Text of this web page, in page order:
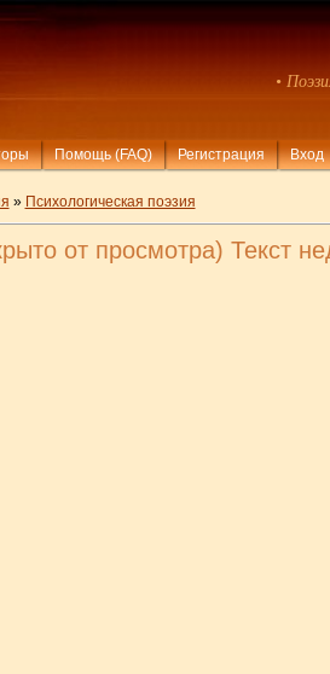
•
Помощь (FAQ) Регистрация Вход
» Психологическая поэзия
от просмотра) Текст